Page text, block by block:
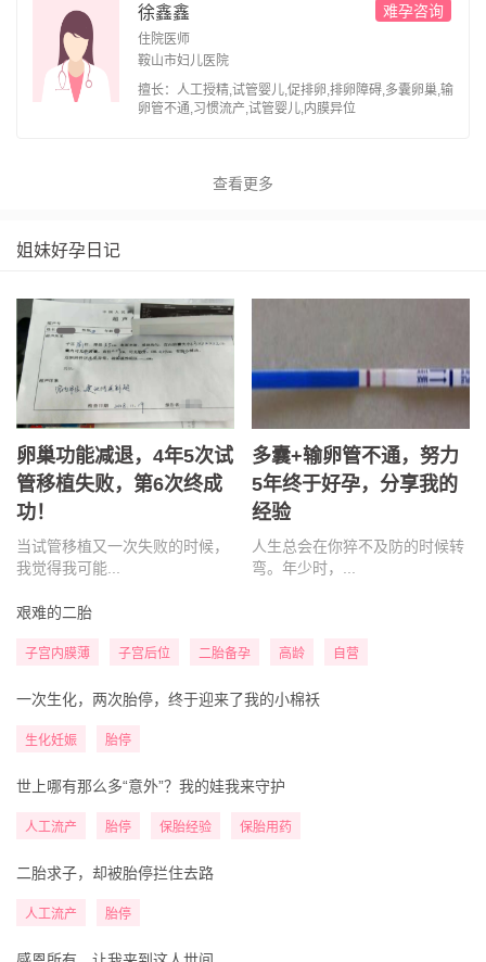
徐鑫鑫
住院医师
难孕咨询
鞍山市妇儿医院
擅长：人工授精,试管婴儿,促排卵,排卵障碍,多囊卵巢,输
卵管不通,习惯流产,试管婴儿,内膜异位
查看更多
姐妹好孕日记
卵巢功能减退，4年5次试
管移植失败，第6次终成
功！
当试管移植又一次失败的时候，
我觉得我可能...
多囊+输卵管不通，努力
5年终于好孕，分享我的
经验
人生总会在你猝不及防的时候转
弯。年少时，...
艰难的二胎
子宫内膜薄 子宫后位 二胎备孕 高龄 自营
一次生化，两次胎停，终于迎来了我的小棉袄
生化妊娠 胎停
世上哪有那么多“意外”？我的娃我来守护
人工流产 胎停 保胎经验 保胎用药
二胎求子，却被胎停拦住去路
人工流产 胎停